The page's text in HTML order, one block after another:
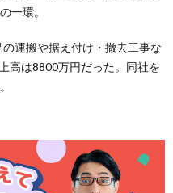
一環。
運搬や据え付け・撤去工事な
高は8800万円だった。同社を